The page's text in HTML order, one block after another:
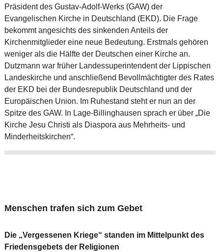
Präsident des Gustav-Adolf-Werks (GAW) der
Evangelischen Kirche in Deutschland (EKD). Die Frage
bekommt angesichts des sinkenden Anteils der
Kirchenmitglieder eine neue Bedeutung. Erstmals gehören
weniger als die Hälfte der Deutschen einer Kirche an.
Dutzmann war früher Landessuperintendent der Lippischen
Landeskirche und anschließend Bevollmächtigter des Rates
der EKD bei der Bundesrepublik Deutschland und der
Europäischen Union. Im Ruhestand steht er nun an der
Spitze des GAW. In Lage-Billinghausen sprach er über „Die
Kirche Jesu Christi als Diaspora aus Mehrheits- und
Minderheitskirchen“.
Menschen trafen sich zum Gebet
Die „Vergessenen Kriege“ standen im Mittelpunkt des
Friedensgebets der Religionen